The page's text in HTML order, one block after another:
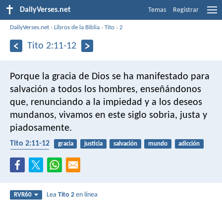
DailyVerses.net Temas Registrar
DailyVerses.net ›Libros de la Biblia ›Tito ›2
Tito 2:11-12
Porque la gracia de Dios se ha manifestado para
salvación a todos los hombres, enseñándonos
que, renunciando a la impiedad y a los deseos
mundanos, vivamos en este siglo sobria, justa y
piadosamente.
Tito 2:11-12 gracia justicia salvación mundo
adicción
RVR60 LeaTito 2 en línea